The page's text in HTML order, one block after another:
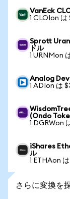
VanEck
1 CLOIon は
Sprott
ドル
1 URNMon
Analog
1 ADIon は
(Ondo
1 DGRWon
iShares
ル
1 ETHAon
さらに変換を